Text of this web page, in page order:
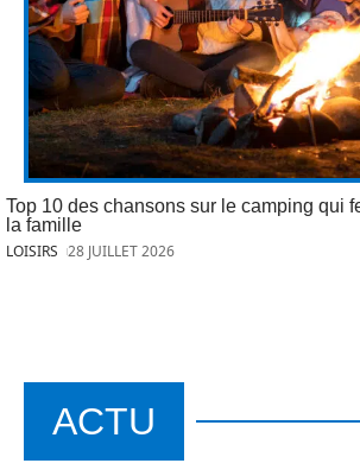
Top 10 des chansons sur le camping qui
la famille
LOISIRS 28 JUILLET 2026
ACTU